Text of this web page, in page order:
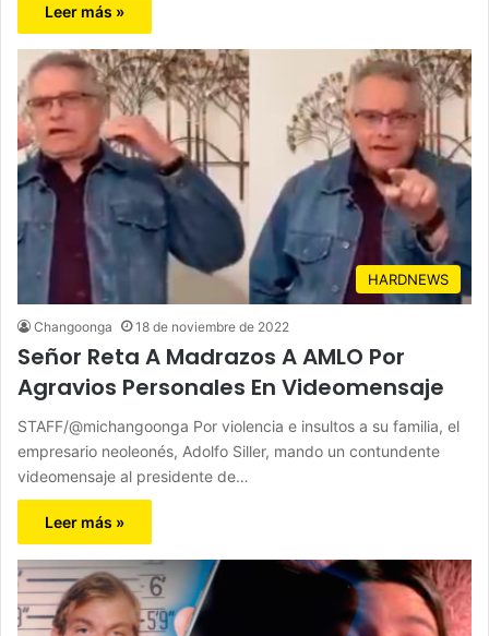
Leer más »
HARDNEWS
Changoonga 18 de noviembre de 2022
Señor Reta A Madrazos A AMLO Por
Agravios Personales En Videomensaje
STAFF/@michangoonga Por violencia e insultos a su familia, el
empresario neoleonés, Adolfo Siller, mando un contundente
videomensaje al presidente de…
Leer más »